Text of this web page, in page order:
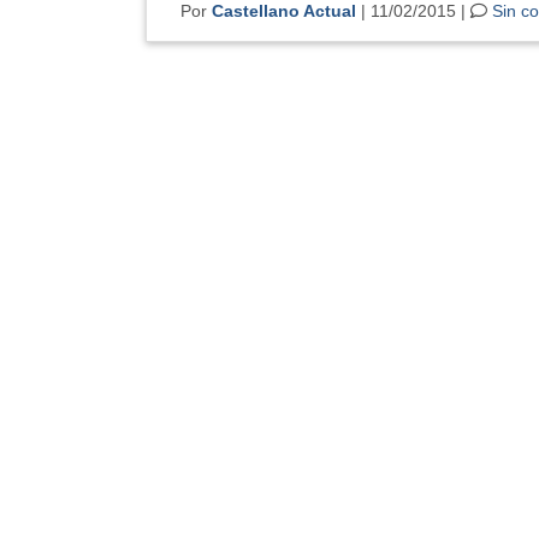
Por Castellano Actual | 11/02/2015 |
Sin